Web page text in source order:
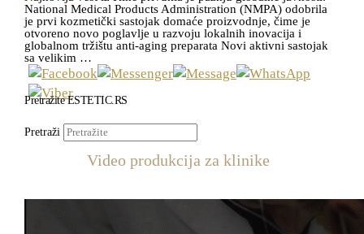
National Medical Products Administration (NMPA) odobrila
je prvi kozmetički sastojak domaće proizvodnje, čime je
otvoreno novo poglavlje u razvoju lokalnih inovacija i
globalnom tržištu anti-aging preparata Novi aktivni sastojak
sa velikim …
Pretražite ESTETIC.RS
Pretraži
Video produkcija za klinike